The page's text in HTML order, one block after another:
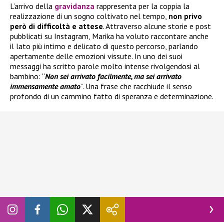
L’arrivo della gravidanza rappresenta per la coppia la
realizzazione di un sogno coltivato nel tempo, non privo
però di difficoltà e attese. Attraverso alcune storie e post
pubblicati su Instagram, Marika ha voluto raccontare anche
il lato più intimo e delicato di questo percorso, parlando
apertamente delle emozioni vissute. In uno dei suoi
messaggi ha scritto parole molto intense rivolgendosi al
bambino: “Non sei arrivato facilmente, ma sei arrivato
immensamente amato”. Una frase che racchiude il senso
profondo di un cammino fatto di speranza e determinazione.